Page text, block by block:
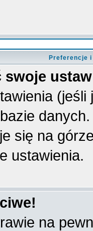
Preferencje
swoje
się na
ustawienia.
na